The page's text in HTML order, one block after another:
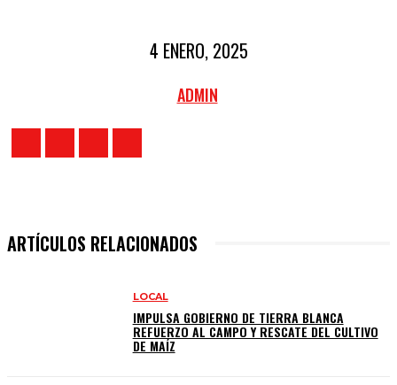
4 ENERO, 2025
ADMIN
ARTÍCULOS RELACIONADOS
LOCAL
IMPULSA GOBIERNO DE TIERRA BLANCA
REFUERZO AL CAMPO Y RESCATE DEL CULTIVO
DE MAÍZ